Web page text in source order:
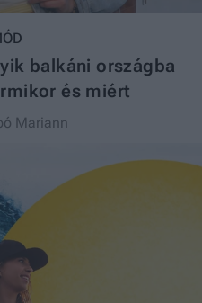
balkáni országba
és miért
Mariann